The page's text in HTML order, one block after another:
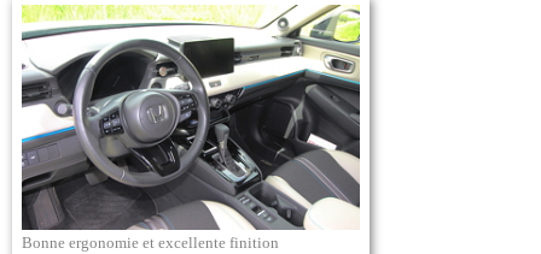
Bonne ergonomie et excellente finition